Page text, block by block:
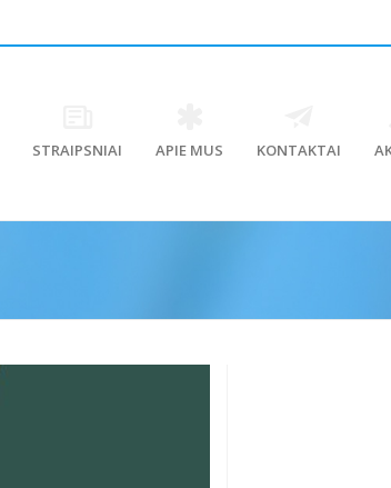
STRAIPSNIAI APIE MUS KONTAKTAI